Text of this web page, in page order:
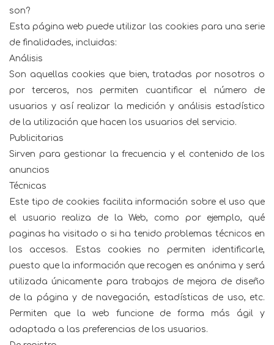
son?
Esta página web puede utilizar las cookies para una serie
de finalidades, incluidas:
Análisis
Son aquellas cookies que bien, tratadas por nosotros o
por terceros, nos permiten cuantificar el número de
usuarios y así realizar la medición y análisis estadístico
de la utilización que hacen los usuarios del servicio.
Publicitarias
Sirven para gestionar la frecuencia y el contenido de los
anuncios
Técnicas
Este tipo de cookies facilita información sobre el uso que
el usuario realiza de la Web, como por ejemplo, qué
paginas ha visitado o si ha tenido problemas técnicos en
los accesos. Estas cookies no permiten identificarle,
puesto que la información que recogen es anónima y será
utilizada únicamente para trabajos de mejora de diseño
de la página y de navegación, estadísticas de uso, etc.
Permiten que la web funcione de forma más ágil y
adaptada a las preferencias de los usuarios.